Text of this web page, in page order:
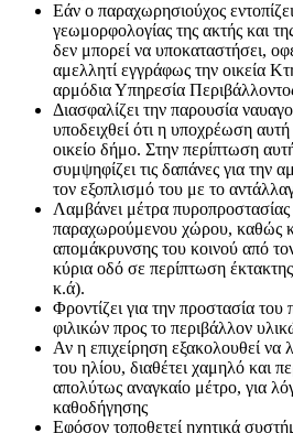
Εάν ο παραχωρησιούχος
γεωμορφολογίας της ακτής και
δεν μπορεί να υποκαταστήσει,
αμελλητί εγγράφως την οικεία
αρμόδια Υπηρεσία
Διασφαλίζει την παρουσία
υποδειχθεί ότι η υποχρέωση
οικείο δήμο. Στην περίπτωση
συμψηφίζει τις δαπάνες για την
τον εξοπλισμό του με το
Λαμβάνει μέτρα πυροπροστασίας
παραχωρούμενου χώρου, καθώς
απομάκρυνσης του κοινού από
κύρια οδό σε περίπτωση
κ.ά).
Φροντίζει για την προστασία
φιλικών προς το περιβάλλον
Αν η επιχείρηση εξακολουθεί να
του ηλίου, διαθέτει χαμηλό και
απολύτως αναγκαίο μέτρο, για
καθοδήγησης
Εφόσον τοποθετεί ηχητικά